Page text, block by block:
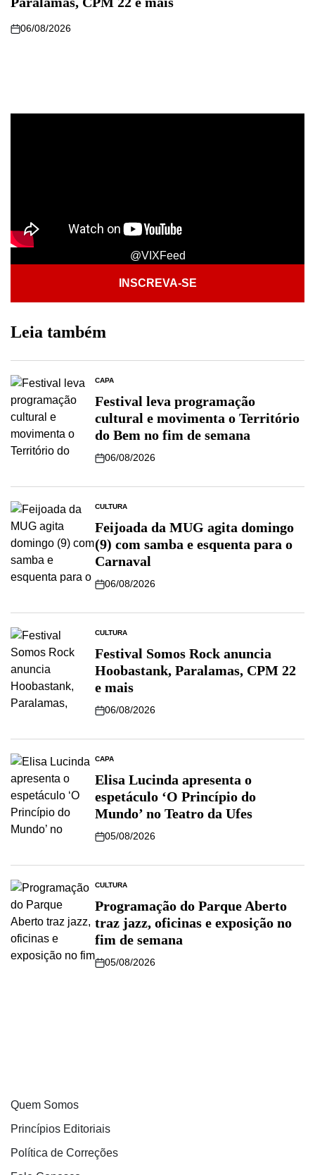
06/08/2026
@VIXFeed
INSCREVA-SE
Leia também
CAPA
Festival leva programação
cultural e movimenta o Território
do Bem no fim de semana
06/08/2026
CULTURA
Feijoada da MUG agita domingo
(9) com samba e esquenta para o
Carnaval
06/08/2026
CULTURA
Festival Somos Rock anuncia
Hoobastank, Paralamas, CPM 22
e mais
06/08/2026
CAPA
Elisa Lucinda apresenta o
espetáculo ‘O Princípio do
Mundo’ no Teatro da Ufes
05/08/2026
CULTURA
Programação do Parque Aberto
traz jazz, oficinas e exposição no
fim de semana
05/08/2026
Quem Somos
Princípios Editoriais
Política de Correções